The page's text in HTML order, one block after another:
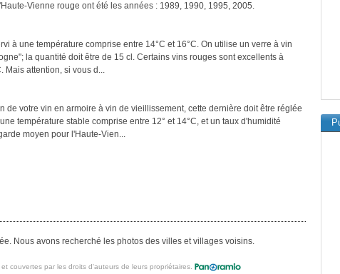
Vienne rouge ont été les années : 1989, 1990, 1995, 2005.
à une température comprise entre 14°C et 16°C. On utilise un verre à vin
la quantité doit être de 15 cl. Certains vins rouges sont excellents à
Mais attention, si vous d...
de votre vin en armoire à vin de vieillissement, cette dernière doit être réglée
température stable comprise entre 12° et 14°C, et un taux d'humidité
moyen pour l'Haute-Vien...
Nous avons recherché les photos des villes et villages voisins.
et couvertes par les droits d'auteurs de leurs propriétaires.